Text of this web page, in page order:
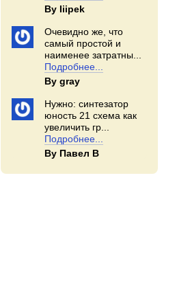
By Iiipek
Очевидно же, что
самый простой и
наименее затратны...
Подробнее...
By gray
Нужно: синтезатор
юность 21 схема как
увеличить гр...
Подробнее...
By Павел В